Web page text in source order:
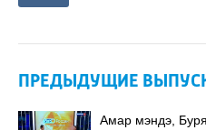
ПРЕДЫДУЩИЕ
Амар мэндэ,